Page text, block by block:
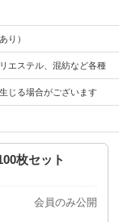
り）
エステル、混紡など各種
じる場合がございます
枚セット
会員のみ公開